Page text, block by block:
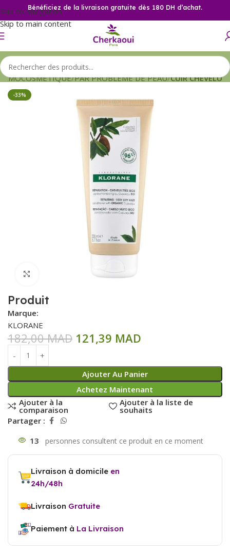
Skip to navigation
Skip to main content
Bénéficiez de la livraison gratuite dès 180 DH d’achat.
PAR PROBLEME DE PEAU CUIR CHEVELU
-33%
Produit
Marque:
KLORANE
182,00MAD 121,39 MAD
Ajouter Au Panier
Achetez Maintenant
Ajouter à la
comparaison
Ajouter à la liste de
souhaits
Partager :
13
Livraison à domicile en
24h/48h
Livraison Gratuite
Paiement à La Livraison